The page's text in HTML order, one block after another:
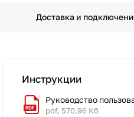
Доставка и
Инструкции
Руководство
pdf, 570.96 Кб